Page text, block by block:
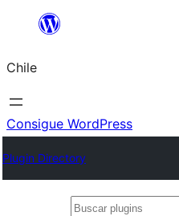
Saltar
contenido
Chile
Consigue WordPress
Plugin Directory
Buscar